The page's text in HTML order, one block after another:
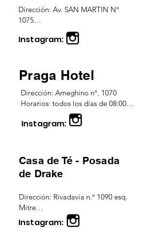
Dirección: Av. SAN MARTIN N°
1075
Horarios: todos los días 07:00 a
00:00 h
Instagram:
Praga Hotel
Dirección: Ameghino n°. 1070
Horarios: todos los días de 08:00 a
Instagram:
Casa de Té - Posada
de Drake
Dirección: Rivadavia n.° 1090 esq.
Mitre
CEL.: (2966) 67-4885
Horarios: todos los dias 17.00 a
Instagram: